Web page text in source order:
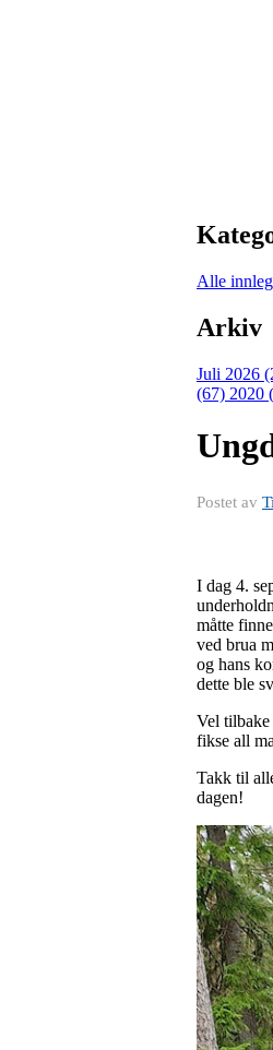
Alle
Arkiv
Juli 2026
(67) 2020
Postet av
I dag 4.
måtte
ved brua
og hans
dette ble
Vel tilbake
fikse all
Takk til
dagen!